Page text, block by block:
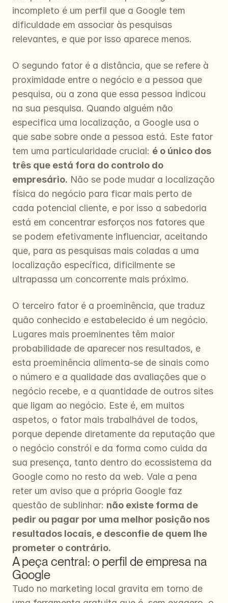
incompleto é um perfil que a Google tem
dificuldade em associar às pesquisas
relevantes, e que por isso aparece menos.
O segundo fator é a distância, que se refere à
proximidade entre o negócio e a pessoa que
pesquisa, ou a zona que essa pessoa indicou
na sua pesquisa. Quando alguém não
especifica uma localização, a Google usa o
que sabe sobre onde a pessoa está. Este fator
tem uma particularidade crucial: é o único dos
três que está fora do controlo do
empresário. Não se pode mudar a localização
física do negócio para ficar mais perto de
cada potencial cliente, e por isso a sabedoria
está em concentrar esforços nos fatores que
se podem efetivamente influenciar, aceitando
que, para as pesquisas mais coladas a uma
localização específica, dificilmente se
ultrapassa um concorrente mais próximo.
O terceiro fator é a proeminência, que traduz
quão conhecido e estabelecido é um negócio.
Lugares mais proeminentes têm maior
probabilidade de aparecer nos resultados, e
esta proeminência alimenta-se de sinais como
o número e a qualidade das avaliações que o
negócio recebe, e a quantidade de outros sites
que ligam ao negócio. Este é, em muitos
aspetos, o fator mais trabalhável de todos,
porque depende diretamente da reputação que
o negócio constrói e da forma como cuida da
sua presença, tanto dentro do ecossistema da
Google como no resto da web. Vale a pena
reter um aviso que a própria Google faz
questão de sublinhar: não existe forma de
pedir ou pagar por uma melhor posição nos
resultados locais, e desconfie de quem lhe
prometer o contrário.
A peça central: o perfil de empresa na
Google
Tudo no marketing local gravita em torno de